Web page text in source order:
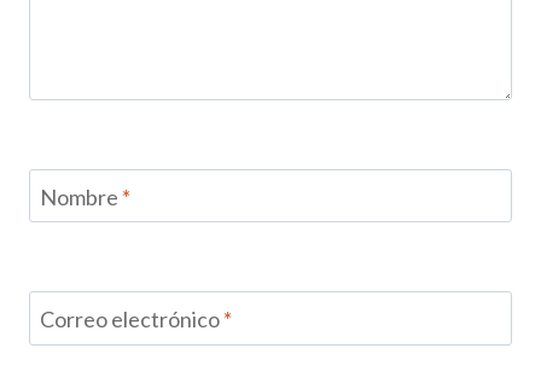
Nombre *
Correo electrónico*